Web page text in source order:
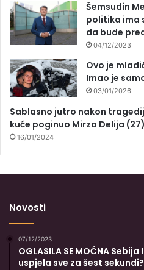
Šemsudin
politika ima
da bude
04/12/2023
Ovo je
Imao je
03/01/2026
Sablasno jutro nakon
kuće poginuo Mirza Delija
16/01/2024
Novosti
07/12/2023
OGLASILA SE MOĆNA
uspjela sve za šest sekundi?